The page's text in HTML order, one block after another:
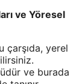
ve Yöresel
çarşıda, yerel
ve burada